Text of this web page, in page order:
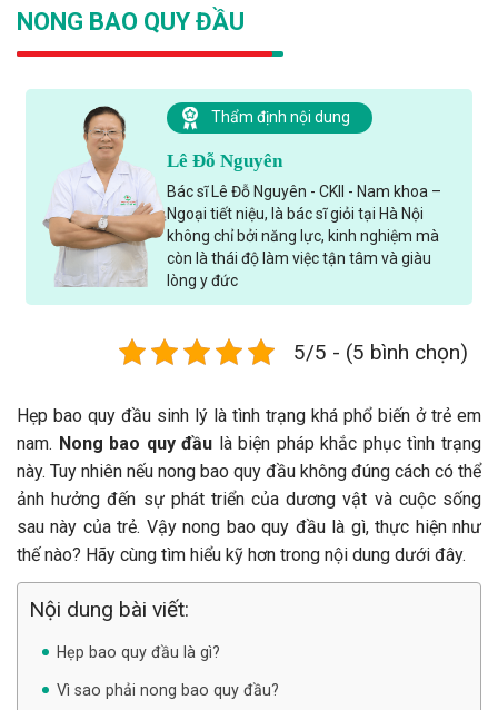
NONG BAO QUY ĐẦU
Thẩm định nội dung
Lê Đỗ Nguyên
Bác sĩ Lê Đỗ Nguyên - CKII - Nam khoa –
Ngoại tiết niệu, là bác sĩ giỏi tại Hà Nội
không chỉ bởi năng lực, kinh nghiệm mà
còn là thái độ làm việc tận tâm và giàu
lòng y đức
5/5 - (5 bình chọn)
Hẹp bao quy đầu sinh lý là tình trạng khá phổ biến ở trẻ em
nam. Nong bao quy đầu là biện pháp khắc phục tình trạng
này. Tuy nhiên nếu nong bao quy đầu không đúng cách có thể
ảnh hưởng đến sự phát triển của dương vật và cuộc sống
sau này của trẻ. Vậy nong bao quy đầu là gì, thực hiện như
thế nào? Hãy cùng tìm hiểu kỹ hơn trong nội dung dưới đây.
Nội dung bài viết:
Hẹp bao quy đầu là gì?
Vì sao phải nong bao quy đầu?